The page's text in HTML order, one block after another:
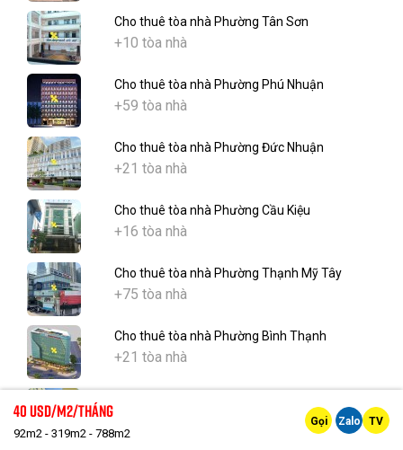
Cho thuê tòa nhà Phường Tân Sơn
+10 tòa nhà
Cho thuê tòa nhà Phường Phú Nhuận
+59 tòa nhà
Cho thuê tòa nhà Phường Đức Nhuận
+21 tòa nhà
Cho thuê tòa nhà Phường Cầu Kiệu
+16 tòa nhà
Cho thuê tòa nhà Phường Thạnh Mỹ Tây
+75 tòa nhà
Cho thuê tòa nhà Phường Bình Thạnh
+21 tòa nhà
40 Usd/m2/tháng
92m2 - 319m2 - 788m2
Gọi Zalo TV